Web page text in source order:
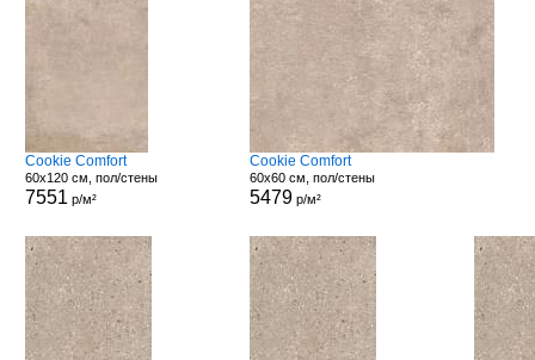
Cookie Comfort
60x120 см, пол/стены
7551 р/м²
Cookie Comfort
60x60 см, пол/стены
5479 р/м²